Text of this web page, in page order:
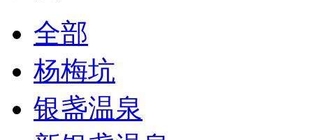
全部
杨梅坑
银盏温泉